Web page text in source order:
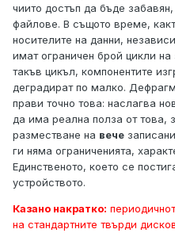
чиито достъп да бъде
файлове. В същото време,
носителите на данни,
имат ограничен брой цикли
такъв цикъл, компонентите
деградират по малко.
прави точно това: наслагва
да има реална полза от това,
разместване на вече
ги няма ограниченията,
Единственото, което се
устройството.
Казано накратко:
на стандартните твърди